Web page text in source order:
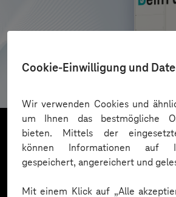
Cookie-Einwilligung und
Wir verwenden Cookies und
um Ihnen das bestmögliche
bieten. Mittels der
können Informationen auf
gespeichert, angereichert und
Mit einem Klick auf „Alle
AZL DeinFach
Mehr laden